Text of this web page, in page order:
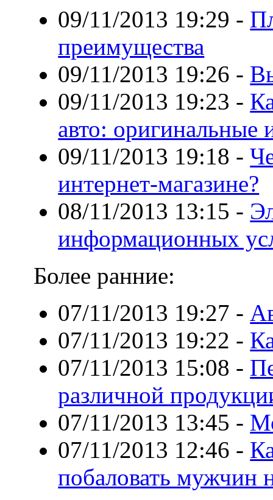
09/11/2013 19:29 -
преимущества
09/11/2013 19:26 -
09/11/2013 19:23 -
авто: оригинальные
09/11/2013 19:18 -
интернет-магазине?
08/11/2013 13:15 -
информационных
Более ранние:
07/11/2013 19:27 -
07/11/2013 19:22 -
07/11/2013 15:08 -
различной
07/11/2013 13:45 -
07/11/2013 12:46 -
побаловать мужчин